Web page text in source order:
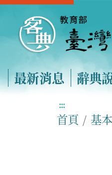
最新消息 辭典
:::
首頁 基